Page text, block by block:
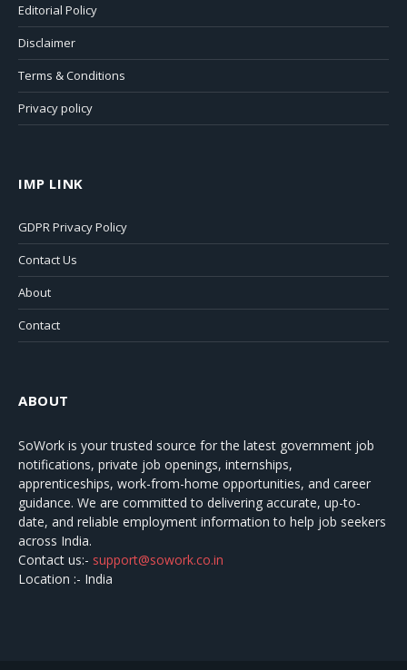
Editorial Policy
Disclaimer
Terms & Conditions
Privacy policy
IMP LINK
GDPR Privacy Policy
Contact Us
About
Contact
ABOUT
SoWork is your trusted source for the latest government job
notifications, private job openings, internships,
apprenticeships, work-from-home opportunities, and career
guidance. We are committed to delivering accurate, up-to-
date, and reliable employment information to help job seekers
across India.
Contact us:- support@sowork.co.in
Location :- India